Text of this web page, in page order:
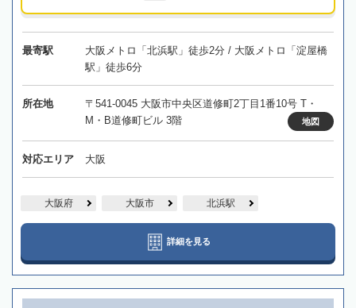
最寄駅
大阪メトロ「北浜駅」徒歩2分 / 大阪メトロ「淀屋橋
駅」徒歩6分
所在地
〒541-0045 大阪市中央区道修町2丁目1番10号 T・
M・B道修町ビル 3階
地図
対応エリア 大阪
大阪府 大阪市 北浜駅
詳細を見る